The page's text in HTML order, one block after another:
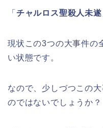
「 チャルロス聖殺人未遂
現状この3つの大事件の
い状態です。
なので、少しづつこの
のではないでしょうか？